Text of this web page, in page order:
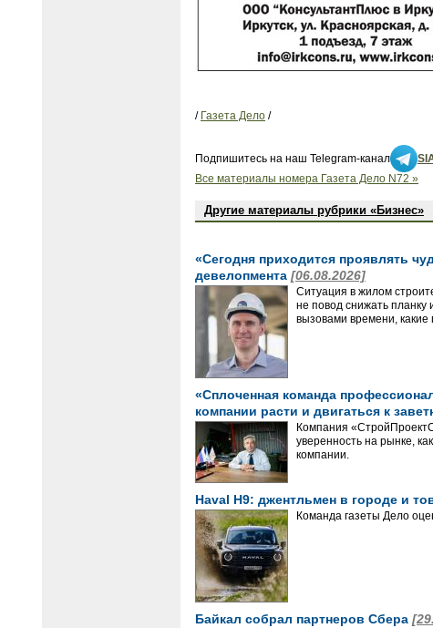
/ Газета Дело /
Подпишитесь на наш Telegram-канал
Все материалы номера Газета Дело N72 »
Другие материалы рубрики «Бизнес»
«Сегодня приходится проявлять
девелопмента [06.08.2026]
Ситуация в жилом
не повод снижать планку
вызовами времени,
«Сплоченная команда
компании расти и двигаться к
Компания
уверенность на рынке,
компании.
Haval H9: джентльмен в городе и
Команда газеты Дело
Байкал собрал партнеров Сбера